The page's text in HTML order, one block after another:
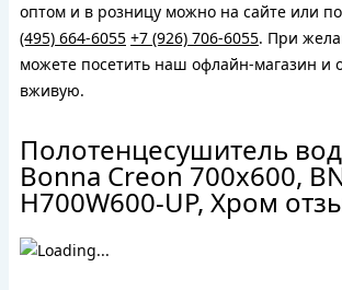
оптом и в розницу можно на сайте или
(495) 664-6055 +7 (926) 706-6055. При
можете посетить наш офлайн-магазин и
вживую.
Полотенцесушитель
Bonna Creon 700x600,
H700W600-UP, Хром